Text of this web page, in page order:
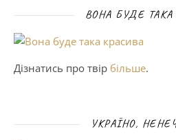
ВОНА БУДЕ
Дізнатись про твір більше.
УКРАЇНО,